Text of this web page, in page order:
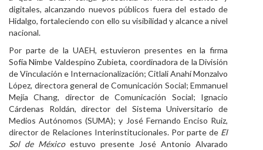
digitales, alcanzando nuevos públicos fuera del estado de
Hidalgo, fortaleciendo con ello su visibilidad y alcance a nivel
nacional.
Por parte de la UAEH, estuvieron presentes en la firma
Sofía Nimbe Valdespino Zubieta, coordinadora de la División
de Vinculación e Internacionalización; Citlali Anahí Monzalvo
López, directora general de Comunicación Social; Emmanuel
Mejía Chang, director de Comunicación Social; Ignacio
Cárdenas Roldán, director del Sistema Universitario de
Medios Autónomos (SUMA); y José Fernando Enciso Ruiz,
director de Relaciones Interinstitucionales. Por parte de El
Sol de México estuvo presente José Antonio Alvarado